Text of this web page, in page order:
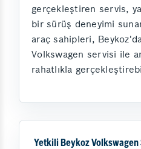
gerçekleştiren servis,
bir sürüş deneyimi
araç sahipleri,
Volkswagen servisi ile
rahatlıkla
Yetkili Beykoz Volkswagen